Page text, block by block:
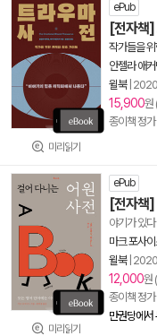
미리읽기
ePub
[전자책]
작가들을
안젤라 애
윌북|
15,900원
종이책 정가
미리읽기
ePub
[전자책]
야기가 있다
마크 포사
윌북|
12,000원
종이책 정가
만권당에서